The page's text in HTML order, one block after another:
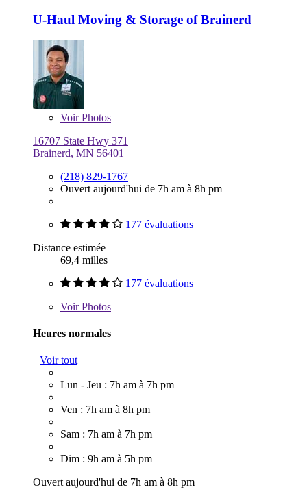
U-Haul Moving & Storage of Brainerd
VoirPhotos
16707 State Hwy 371
Brainerd, MN 56401
(218) 829-1767
Ouvert aujourd'hui de 7h am à 8h pm
177 évaluations
Distance estimée
69,4 milles
177 évaluations
VoirPhotos
Heures normales
Voir tout
Lun - Jeu : 7h am à 7h pm
Ven : 7h am à 8h pm
Sam : 7h am à 7h pm
Dim : 9h am à 5h pm
Ouvert aujourd'hui de 7h am à 8h pm